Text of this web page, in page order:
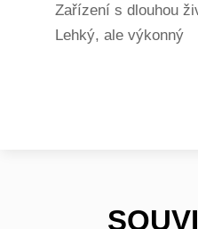
Zařízení s dlouhou
Lehký, ale výkonný